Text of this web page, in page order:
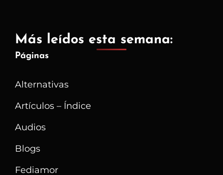
Más leídos esta semana:
Páginas
Alternativas
Artículos – Índice
Audios
Blogs
Fediamor